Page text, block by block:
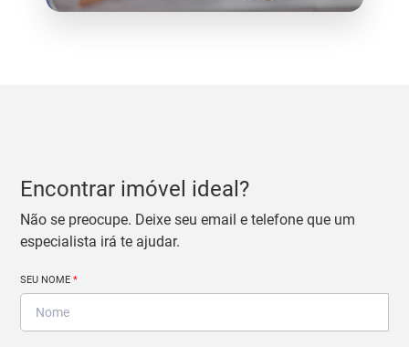
Encontrar imóvel ideal?
Não se preocupe. Deixe seu email e telefone que um
especialista irá te ajudar.
SEU NOME*